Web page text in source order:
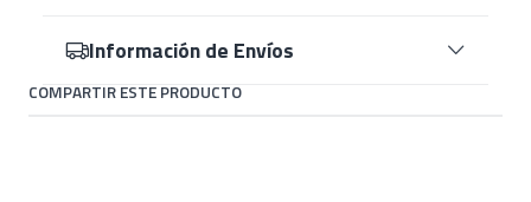
Información de Envíos
COMPARTIR ESTE PRODUCTO